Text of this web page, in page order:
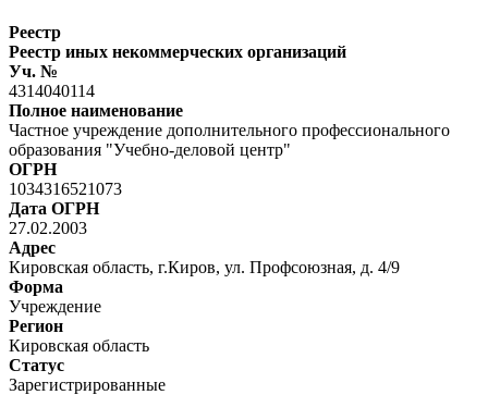
Реестр
Реестр иных некоммерческих организаций
Уч. №
4314040114
Полное наименование
Частное учреждение дополнительного профессионального
образования "Учебно-деловой центр"
ОГРН
1034316521073
Дата ОГРН
27.02.2003
Адрес
Кировская область, г.Киров, ул. Профсоюзная, д. 4/9
Форма
Учреждение
Регион
Кировская область
Статус
Зарегистрированные